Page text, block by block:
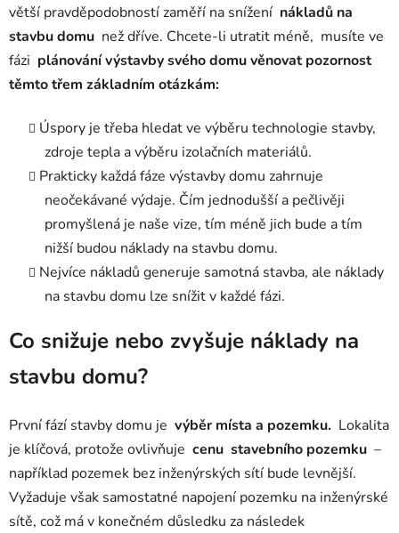
větší pravděpodobností zaměří na snížení nákladů na
stavbu domu než dříve. Chcete-li utratit méně, musíte ve
fázi plánování výstavby svého domu věnovat pozornost
těmto třem základním otázkám:
Úspory je třeba hledat ve výběru technologie stavby,
zdroje tepla a výběru izolačních materiálů.
Prakticky každá fáze výstavby domu zahrnuje
neočekávané výdaje. Čím jednodušší a pečlivěji
promyšlená je naše vize, tím méně jich bude a tím
nižší budou náklady na stavbu domu.
Nejvíce nákladů generuje samotná stavba, ale náklady
na stavbu domu lze snížit v každé fázi.
Co snižuje nebo zvyšuje náklady na
stavbu domu?
První fází stavby domu je výběr místa a pozemku. Lokalita
je klíčová, protože ovlivňuje cenu stavebního pozemku –
například pozemek bez inženýrských sítí bude levnější.
Vyžaduje však samostatné napojení pozemku na inženýrské
sítě, což má v konečném důsledku za následek